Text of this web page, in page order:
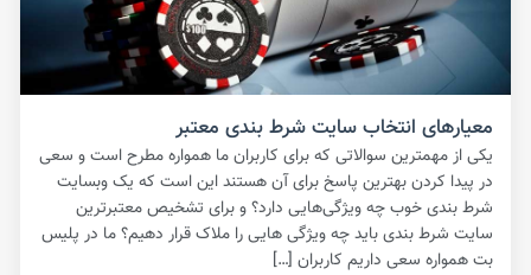
معیارهای انتخاب سایت شرط بندی معتبر
یکی از مهمترین سوالاتی که برای کاربران ما همواره مطرح است و سعی
در پیدا کردن بهترین پاسخ برای آن هستند این است که یک وبسایت
شرط بندی خوب چه ویژگی‌هایی دارد؟ و برای تشخیص معتبرترین
سایت شرط بندی باید چه ویژگی هایی را ملاک قرار دهیم؟ ما در پلیس
بت همواره سعی داریم کاربران […]